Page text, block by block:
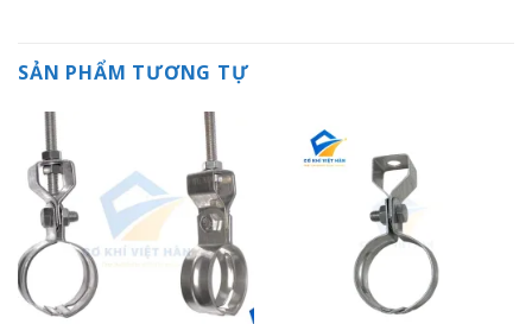
SẢN PHẨM TƯƠNG TỰ